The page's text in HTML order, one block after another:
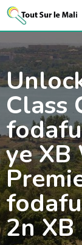
Aller
contenu
Class
ye
2n XB